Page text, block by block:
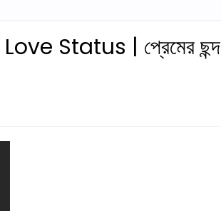
Love Status | প্রেমের ছন্দ